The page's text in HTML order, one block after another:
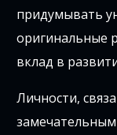
придумывать
оригинальные
вклад в
Личности,